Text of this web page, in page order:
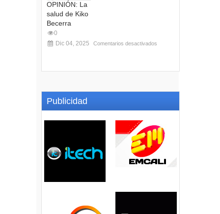
OPINIÓN: La
salud de Kiko
Becerra
0
Dic 04, 2025
Comentarios desactivados
Publicidad